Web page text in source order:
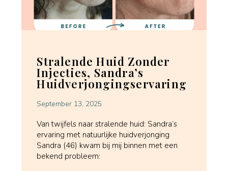
Stralende Huid Zonder
Injecties, Sandra’s
Huidverjongingservaring
September 13, 2025
Van twijfels naar stralende huid: Sandra’s
ervaring met natuurlijke huidverjonging
Sandra (46) kwam bij mij binnen met een
bekend probleem: